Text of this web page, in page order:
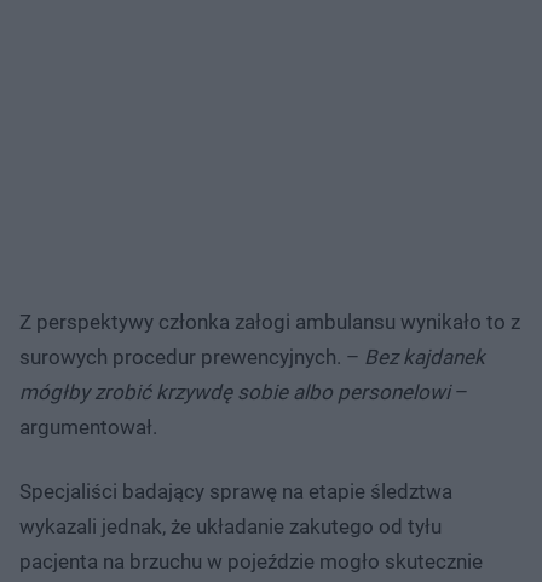
Z perspektywy członka załogi ambulansu wynikało to z
surowych procedur prewencyjnych. – Bez kajdanek
mógłby zrobić krzywdę sobie albo personelowi–
argumentował.
Specjaliści badający sprawę na etapie śledztwa
wykazali jednak, że układanie zakutego od tyłu
pacjenta na brzuchu w pojeździe mogło skutecznie